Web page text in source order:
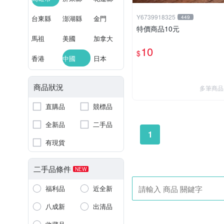
台東縣 澎湖縣 金門
馬祖 美國 加拿大
香港 中國 日本
商品狀況
直購品
競標品
全新品
二手品
有現貨
二手品條件 NEW
福利品
近全新
八成新
出清品
Y6739918325 449
特價商品10元
$10
多筆商品
1